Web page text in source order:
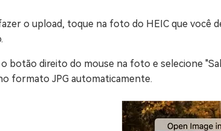
o upload, toque na foto do HEIC que você
botão direito do mouse na foto e selecione
formato JPG automaticamente.